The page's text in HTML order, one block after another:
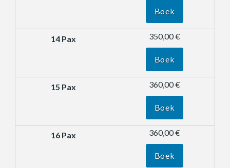
Boek
350,00 €
Boek
360,00 €
Boek
360,00 €
Boek